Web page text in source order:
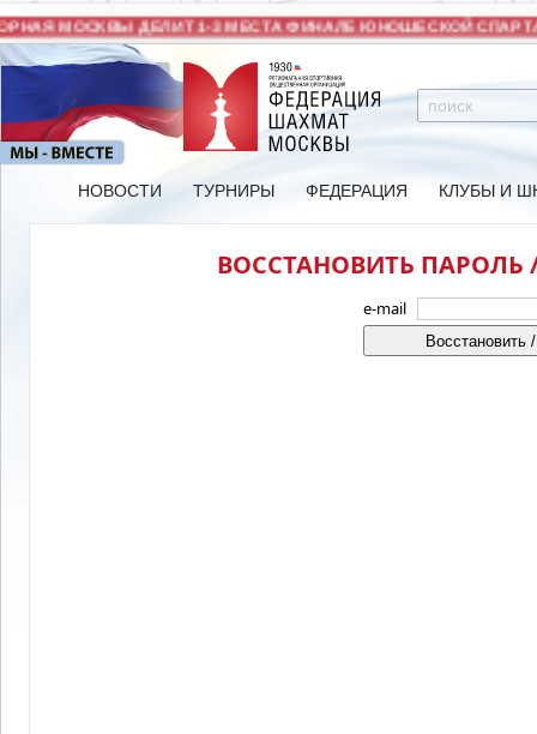
МОСКВЫ ДЕЛИТ 1-3 МЕСТА ФИНАЛЕ ЮНОШЕСКОЙ
НОВОСТИ ТУРНИРЫ ФЕДЕРАЦИЯ КЛУБЫ И
ВОССТАНОВИТЬ ПАРОЛЬ /
e-mail